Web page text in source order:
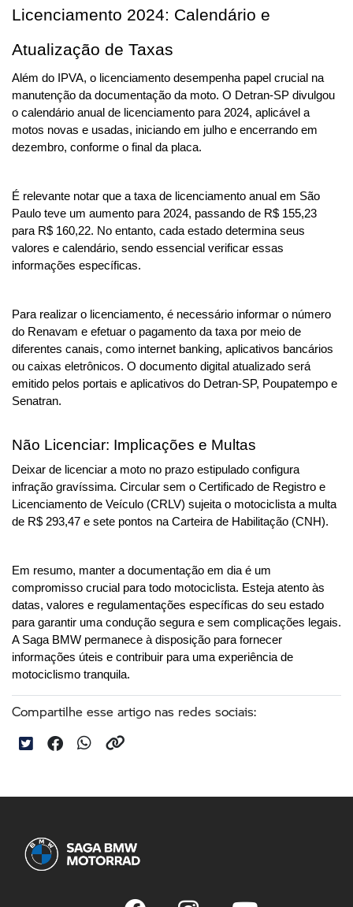
Licenciamento 2024: Calendário e
Atualização de Taxas
Além do IPVA, o licenciamento desempenha papel crucial na
manutenção da documentação da moto. O Detran-SP divulgou
o calendário anual de licenciamento para 2024, aplicável a
motos novas e usadas, iniciando em julho e encerrando em
dezembro, conforme o final da placa.
É relevante notar que a taxa de licenciamento anual em São
Paulo teve um aumento para 2024, passando de R$ 155,23
para R$ 160,22. No entanto, cada estado determina seus
valores e calendário, sendo essencial verificar essas
informações específicas.
Para realizar o licenciamento, é necessário informar o número
do Renavam e efetuar o pagamento da taxa por meio de
diferentes canais, como internet banking, aplicativos bancários
ou caixas eletrônicos. O documento digital atualizado será
emitido pelos portais e aplicativos do Detran-SP, Poupatempo e
Senatran.
Não Licenciar: Implicações e Multas
Deixar de licenciar a moto no prazo estipulado configura
infração gravíssima. Circular sem o Certificado de Registro e
Licenciamento de Veículo (CRLV) sujeita o motociclista a multa
de R$ 293,47 e sete pontos na Carteira de Habilitação (CNH).
Em resumo, manter a documentação em dia é um
compromisso crucial para todo motociclista. Esteja atento às
datas, valores e regulamentações específicas do seu estado
para garantir uma condução segura e sem complicações legais.
A Saga BMW permanece à disposição para fornecer
informações úteis e contribuir para uma experiência de
motociclismo tranquila.
Compartilhe esse artigo nas redes sociais: